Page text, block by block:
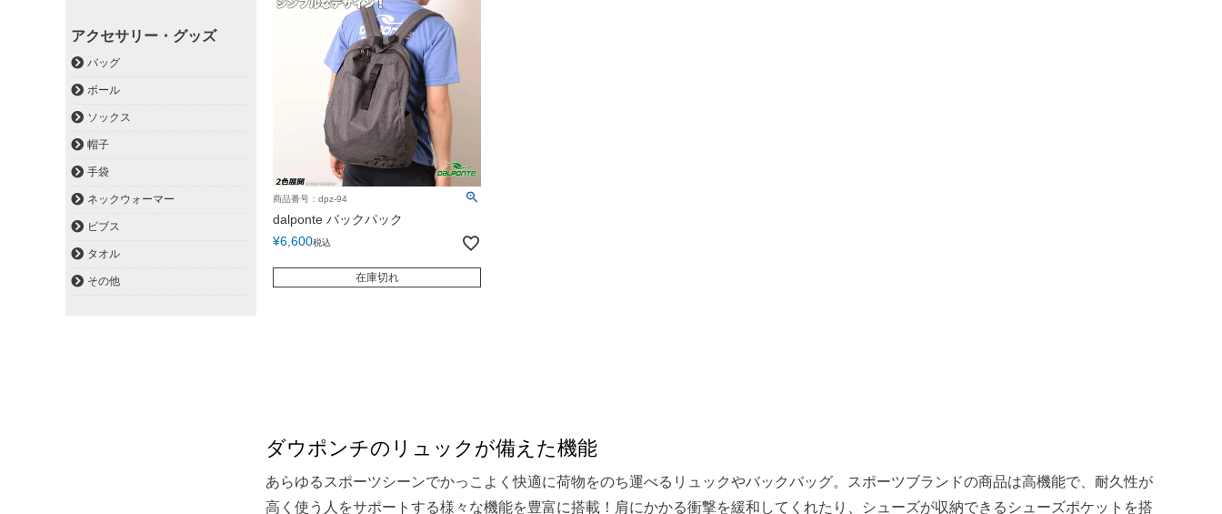
アクセサリー・グッズ
バッグ
ボール
ソックス
帽子
手袋
ネックウォーマー
ビブス
タオル
その他
商品番号：dpz-94
dalponte バックパック
¥6,600税込
在庫切れ
ダウポンチのリュックが備えた機能
あらゆるスポーツシーンでかっこよく快適に荷物をのち運べるリュックやバックバッグ。スポーツブランドの商品は高機能で、耐久性が
高く使う人をサポートする様々な機能を豊富に搭載！肩にかかる衝撃を緩和してくれたり、シューズが収納できるシューズポケットを搭